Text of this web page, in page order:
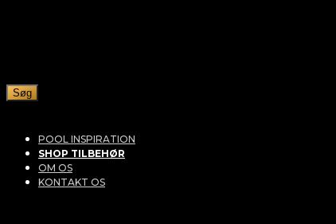
Søg
POOL INSPIRATION
SHOP TILBEHØR
OM OS
KONTAKT OS